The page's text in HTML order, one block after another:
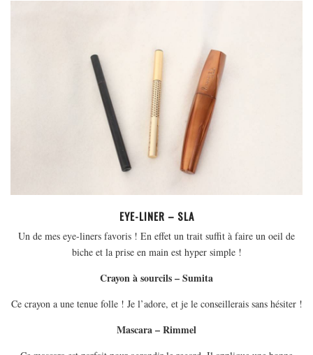
EYE-LINER – SLA
Un de mes eye-liners favoris ! En effet un trait suffit à faire un oeil de
biche et la prise en main est hyper simple !
Crayon à sourcils – Sumita
Ce crayon a une tenue folle ! Je l’adore, et je le conseillerais sans hésiter !
Mascara – Rimmel